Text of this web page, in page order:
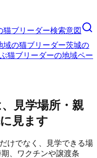
猫ブリーダー検索意図
域の猫ブリーダー茨城の
猫ブリーダーの地域ペー
見学場所・親
見ます
けでなく、見学できる場
、ワクチンや譲渡条